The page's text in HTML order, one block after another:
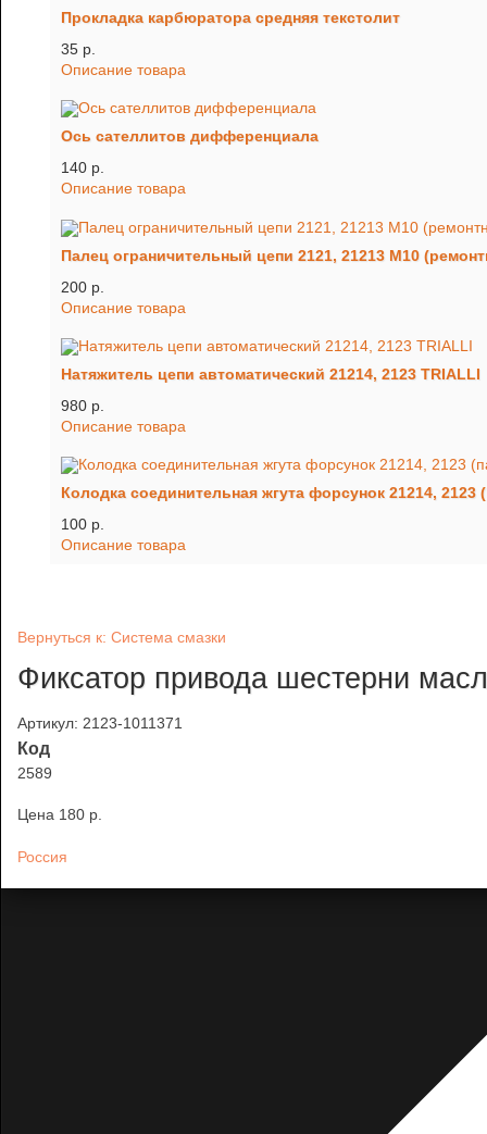
Прокладка карбюратора средняя текстолит
35 p.
Описание товара
Ось сателлитов дифференциала
140 p.
Описание товара
Палец ограничительный цепи 2121, 21213 М10
200 p.
Описание товара
Натяжитель цепи автоматический 21214, 2123 TRIALLI
980 p.
Описание товара
Колодка соединительная жгута форсунок 21214, 2123
100 p.
Описание товара
Вернуться к: Система смазки
Фиксатор привода шестерни
Артикул: 2123-1011371
Код
2589
Цена 180 p.
Россия